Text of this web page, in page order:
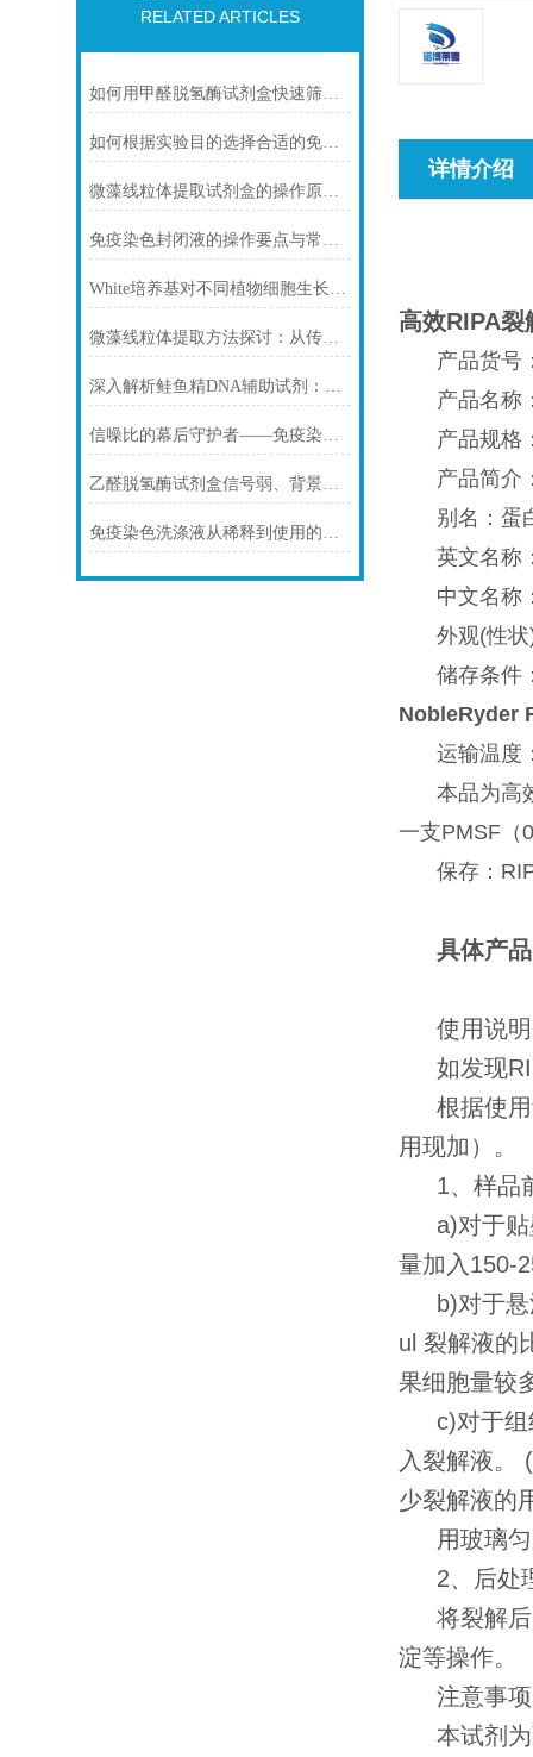
RELATED ARTICLES
如何用甲醛脱氢酶试剂盒快速筛查食品中甲醛残留？
如何根据实验目的选择合适的免疫染色封闭剂
微藻线粒体提取试剂盒的操作原理与实验优化指南
免疫染色封闭液的操作要点与常见问题解决方案
White培养基对不同植物细胞生长的影响
微藻线粒体提取方法探讨：从传统技术到试剂盒方案
深入解析鲑鱼精DNA辅助试剂：原理、特性与规范操作
信噪比的幕后守护者——免疫染色洗涤液的科学原理与核心价值
乙醛脱氢酶试剂盒信号弱、背景高、重复性差怎么办？
免疫染色洗涤液从稀释到使用的完整流程
详情介绍
高效RIPA裂
产品货号
产品名称
产品规格
产品简介
别名：蛋
英文名称
中文名称
外观(性
储存条件
NobleRyder
运输温度
本品为高
一支PMSF（
保存：
具体产
使用说明
如发现
根据使
用现加）。
1、样品
a)对于
量加入150-
b)对于
ul 裂解液的
果细胞量较
c)对于
入裂解液。
少裂解液的
用玻璃
2、后处
将裂解
淀等操作。
注意事
本试剂